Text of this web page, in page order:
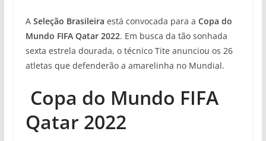
A Seleção Brasileira está convocada para a Copa do
Mundo FIFA Qatar 2022. Em busca da tão sonhada
sexta estrela dourada, o técnico Tite anunciou os 26
atletas que defenderão a amarelinha no Mundial.
Copa do Mundo FIFA
Qatar 2022